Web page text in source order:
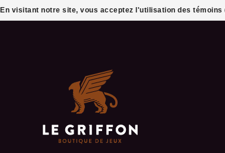
En visitant notre site, vous acceptez l'utilisation des